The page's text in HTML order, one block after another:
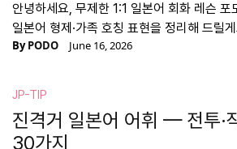
안녕하세요, 무제한 1:1 일본어 회화 레슨 포
일본어 형제·가족 호칭 표현을 정리해 드릴
ByPODO June 16, 2026
JP-TIP
진격거 일본어 어휘 — 전투·
30가지